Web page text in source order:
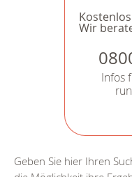
Wir
Infos
Geben Sie hier Ihren